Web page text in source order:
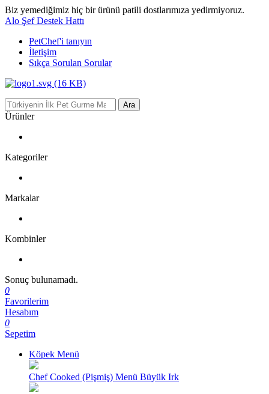
Biz yemediğimiz hiç bir ürünü patili dostlarımıza yedirmiyoruz.
Alo Şef Destek Hattı
PetChef'i tanıyın
İletişim
Sıkça Sorulan Sorular
Ara
Ürünler
Kategoriler
Markalar
Kombinler
Sonuç bulunamadı.
0
Favorilerim
Hesabım
0
Sepetim
Köpek Menü
Chef Cooked (Pişmiş) Menü Büyük Irk